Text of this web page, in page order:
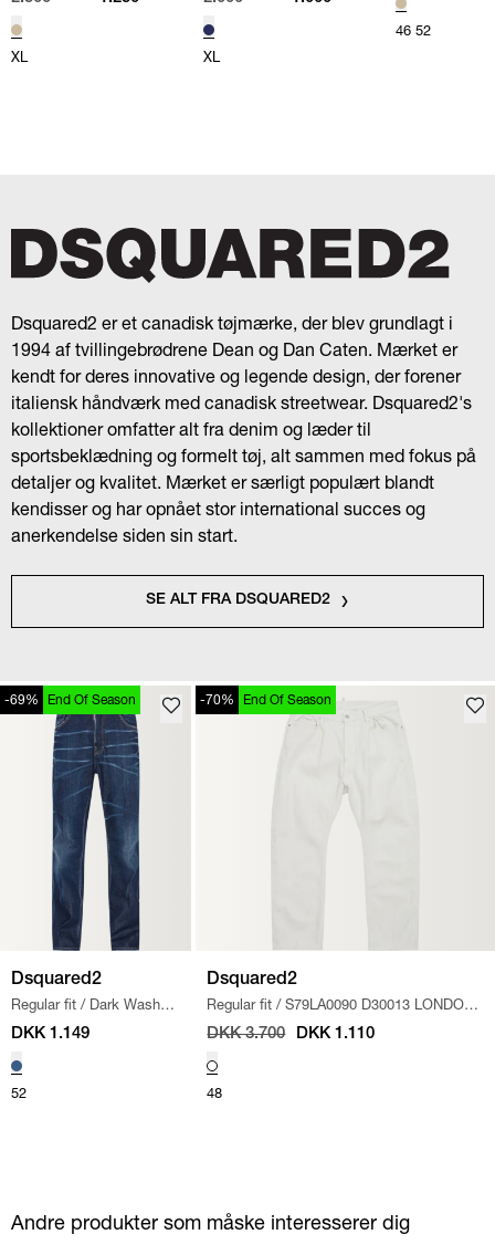
XL XL
46 52
Dsquared2 er et canadisk tøjmærke, der blev grundlagt i
1994 af tvillingebrødrene Dean og Dan Caten. Mærket er
kendt for deres innovative og legende design, der forener
italiensk håndværk med canadisk streetwear. Dsquared2's
kollektioner omfatter alt fra denim og læder til
sportsbeklædning og formelt tøj, alt sammen med fokus på
detaljer og kvalitet. Mærket er særligt populært blandt
kendisser og har opnået stor international succes og
anerkendelse siden sin start.
SE ALT FRA DSQUARED2
-69% End Of Season
Dsquared2
Regular fit / Dark Wash
Jeans / DENIM
DKK 1.149
52
-70% End Of Season
Dsquared2
Regular fit / S79LA0090 D30013 LONDON
BRO J / OFF WHITE
DKK 3.700 DKK 1.110
48
Andre produkter som måske interesserer dig